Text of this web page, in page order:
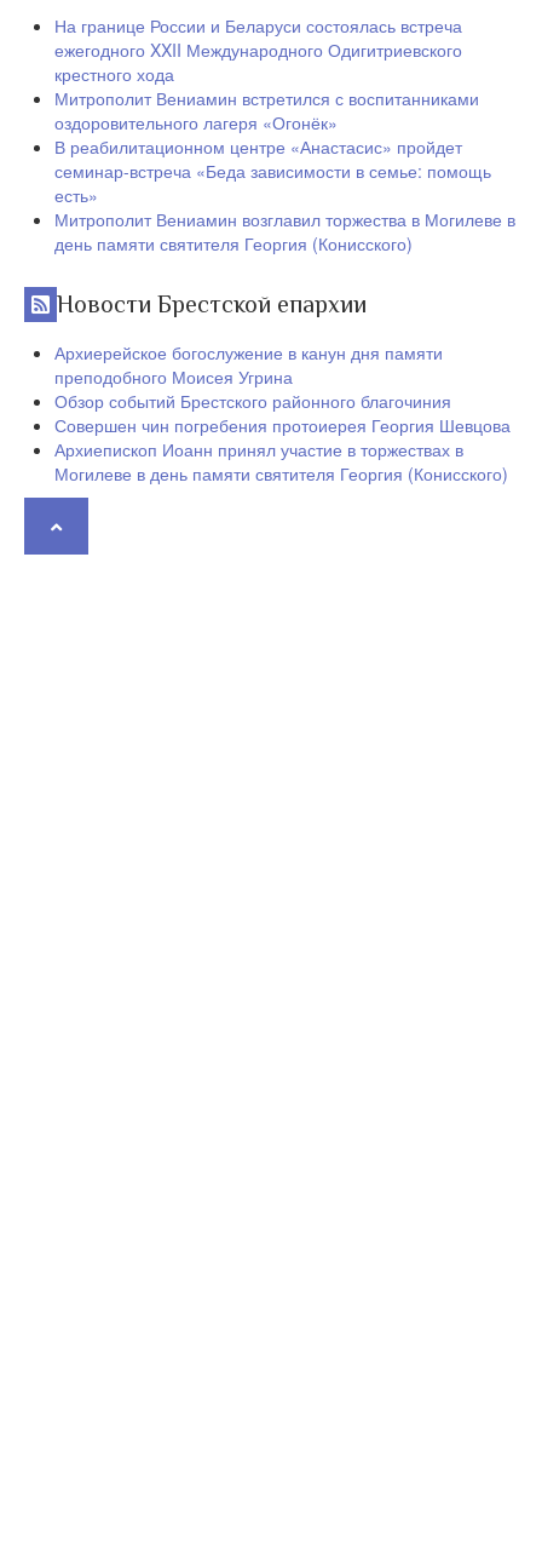
На границе России и Беларуси состоялась встреча
ежегодного XXII Международного Одигитриевского
крестного хода
Митрополит Вениамин встретился с воспитанниками
оздоровительного лагеря «Огонёк»
В реабилитационном центре «Анастасис» пройдет
семинар-встреча «Беда зависимости в семье: помощь
есть»
Митрополит Вениамин возглавил торжества в Могилеве в
день памяти святителя Георгия (Конисского)
Новости Брестской епархии
Архиерейское богослужение в канун дня памяти
преподобного Моисея Угрина
Обзор событий Брестского районного благочиния
Совершен чин погребения протоиерея Георгия Шевцова
Архиепископ Иоанн принял участие в торжествах в
Могилеве в день памяти святителя Георгия (Конисского)